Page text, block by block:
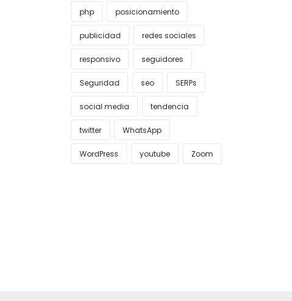
php posicionamiento
publicidad redes sociales
responsivo seguidores
Seguridad seo SERPs
social media tendencia
twitter WhatsApp
WordPress youtube Zoom